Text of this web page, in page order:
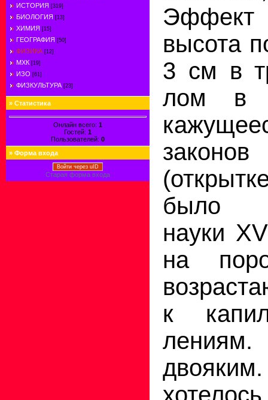
ИСТОРИЯ [319]
БИОЛОГИЯ [13]
ХИМИЯ [15]
ГЕОГРАФИЯ [50]
ФИЗИКА [12]
МХК [19]
ИЗО [61]
ФИЗКУЛЬТУРА [23]
» Статистика
Онлайн всего: 1
Гостей: 1
Пользователей: 0
» Форма входа
Войти через uID
Старая форма входа
высота
3 см в
лом в
законов
было
науки
на
к
лениям.